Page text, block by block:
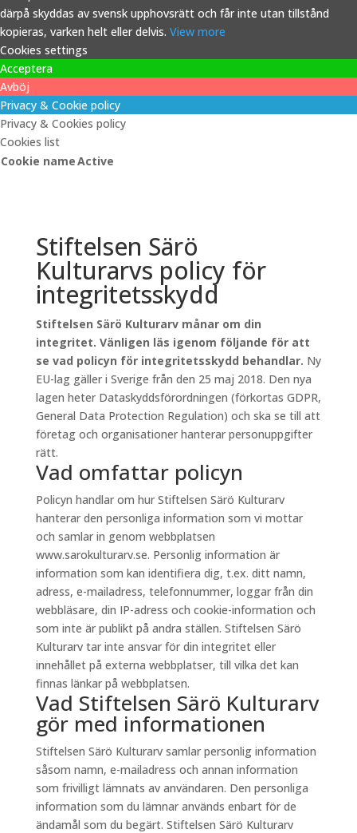
därpå skyddas av svensk upphovsrätt och får inte utan tillstånd
kopieras, varken helt eller delvis. View more
Cookies settings
Acceptera
Avböj
Privacy & Cookie policy
Privacy & Cookies policy
Cookies list
Cookie nameActive
Stiftelsen Särö
Kulturarvs policy för
integritetsskydd
Stiftelsen Särö Kulturarv månar om din
integritet. Vänligen läs igenom följande för att
se vad policyn för integritetsskydd behandlar. Ny
EU-lag gäller i Sverige från den 25 maj 2018. Den nya
lagen heter Dataskyddsförordningen (förkortas GDPR,
General Data Protection Regulation) och ska se till att
företag och organisationer hanterar personuppgifter
rätt.
Vad omfattar policyn
Policyn handlar om hur Stiftelsen Särö Kulturarv
hanterar den personliga information som vi mottar
och samlar in genom webbplatsen
www.sarokulturarv.se. Personlig information är
information som kan identifiera dig, t.ex. ditt namn,
adress, e-mailadress, telefonnummer, loggar från din
webbläsare, din IP-adress och cookie-information och
som inte är publikt på andra ställen. Stiftelsen Särö
Kulturarv tar inte ansvar för din integritet eller
innehållet på externa webbplatser, till vilka det kan
finnas länkar på webbplatsen.
Vad Stiftelsen Särö Kulturarv
gör med informationen
Stiftelsen Särö Kulturarv samlar personlig information
såsom namn, e-mailadress och annan information
som frivilligt lämnats av användaren. Den personliga
information som du lämnar används enbart för de
ändamål som du begärt. Stiftelsen Särö Kulturarv